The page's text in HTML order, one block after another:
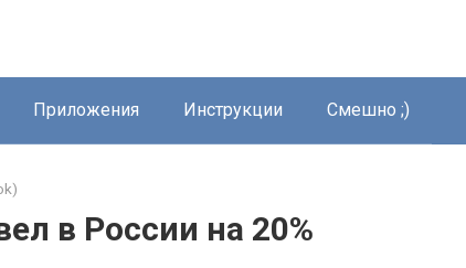
Приложения Инструкции Смешно ;)
в России на 20%